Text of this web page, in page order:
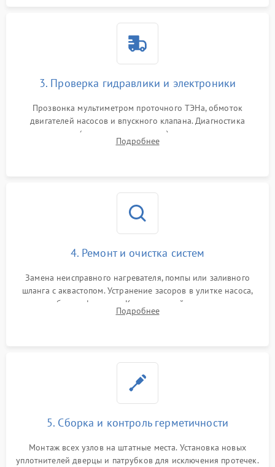
3. Проверка гидравлики и электроники
Прозвонка мультиметром проточного ТЭНа, обмоток
двигателей насосов и впускного клапана. Диагностика
прессостата (датчика уровня воды), датчика мутности,
концевика дверцы и электронного модуля управления.
Подробнее
4. Ремонт и очистка систем
Замена неисправного нагревателя, помпы или заливного
шланга с аквастопом. Устранение засоров в улитке насоса,
патрубках и фильтрах. Компонентный ремонт платы
управления, восстановление поврежденной проводки.
Подробнее
5. Сборка и контроль герметичности
Монтаж всех узлов на штатные места. Установка новых
уплотнителей дверцы и патрубков для исключения протечек.